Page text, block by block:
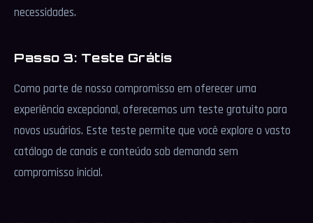
necessidades.
Passo 3: Teste Grátis
Como parte de nosso compromisso em oferecer uma
experiência excepcional, oferecemos um teste gratuito para
novos usuários. Este teste permite que você explore o vasto
catálogo de canais e conteúdo sob demanda sem
compromisso inicial.